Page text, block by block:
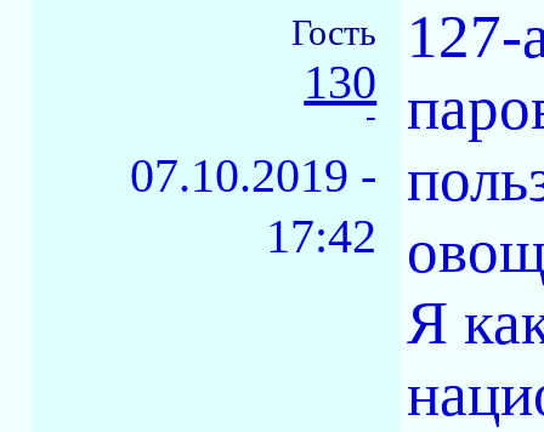
Гость
130
-
07.10.2019 -
17:42
127-
Я